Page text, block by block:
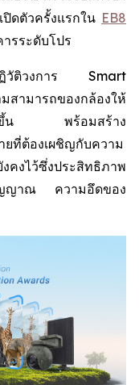
ดตัวครั้งแรกใน EB8
รระดับโปร
ฏิวัติวงการ Smart
ามารถของกล้องให้
ยิ่งขึ้น พร้อมสร้าง
ยที่ต้องเผชิญกับความ
งไว้ซึ่งประสิทธิภาพ
ญญาณ ความอึดของ